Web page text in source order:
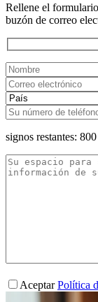
Rellene el
buzón de correo
signos restantes: 800
AceptarPolítica